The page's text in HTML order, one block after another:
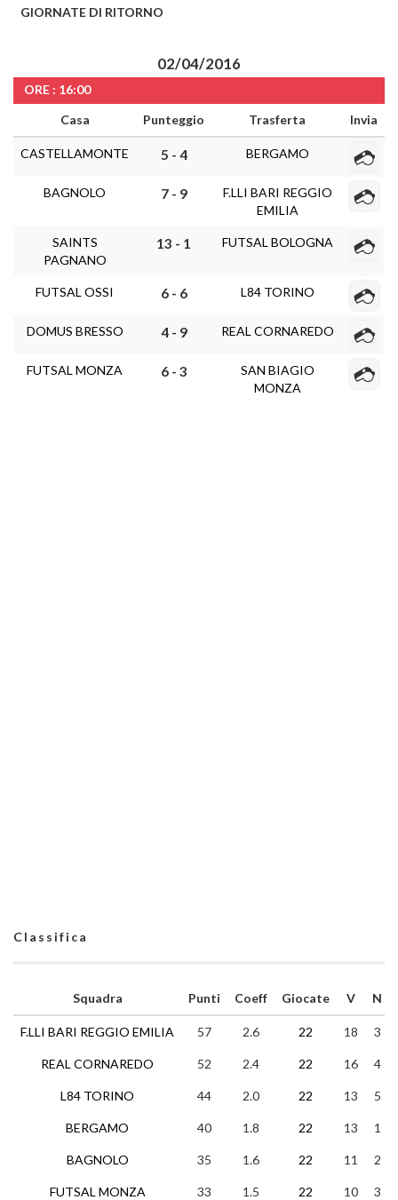
GIORNATE DI RITORNO
02/04/2016
ORE : 16:00
Casa
Punteggio Trasferta Invia
CASTELLAMONTE 5 - 4 BERGAMO
BAGNOLO 7 - 9
F.LLI BARI REGGIO
EMILIA
SAINTS
PAGNANO
13 - 1 FUTSAL BOLOGNA
FUTSAL OSSI 6 - 6 L84 TORINO
DOMUS BRESSO 4 - 9 REAL CORNAREDO
FUTSAL MONZA 6 - 3
SAN BIAGIO
MONZA
Classifica
Squadra
F.LLI BARI REGGIO EMILIA
REAL CORNAREDO
L84 TORINO
BERGAMO
BAGNOLO
FUTSAL MONZA
Punti Coeff Giocate V N
57 2.6 22 18 3
52 2.4 22 16 4
44 2.0 22 13 5
40 1.8 22 13 1
35 1.6 22 11 2
33 1.5 22 10 3